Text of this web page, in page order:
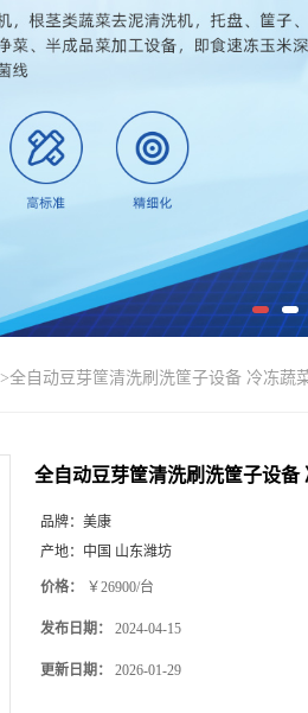
>全自动豆芽筐清洗刷洗筐子设备 冷冻蔬
全自动豆芽筐清洗刷洗筐子设
品牌： 美康
产地： 中国 山东潍坊
价格： ￥26900/台
发布日期： 2024-04-15
更新日期： 2026-01-29